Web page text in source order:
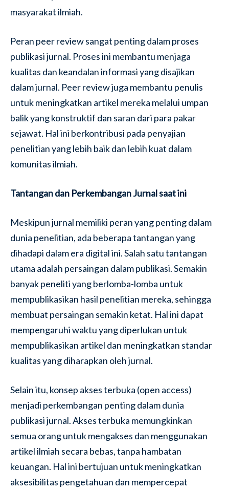
masyarakat ilmiah.
Peran peer review sangat penting dalam proses
publikasi jurnal. Proses ini membantu menjaga
kualitas dan keandalan informasi yang disajikan
dalam jurnal. Peer review juga membantu penulis
untuk meningkatkan artikel mereka melalui umpan
balik yang konstruktif dan saran dari para pakar
sejawat. Hal ini berkontribusi pada penyajian
penelitian yang lebih baik dan lebih kuat dalam
komunitas ilmiah.
Tantangan dan Perkembangan Jurnal saat ini
Meskipun jurnal memiliki peran yang penting dalam
dunia penelitian, ada beberapa tantangan yang
dihadapi dalam era digital ini. Salah satu tantangan
utama adalah persaingan dalam publikasi. Semakin
banyak peneliti yang berlomba-lomba untuk
mempublikasikan hasil penelitian mereka, sehingga
membuat persaingan semakin ketat. Hal ini dapat
mempengaruhi waktu yang diperlukan untuk
mempublikasikan artikel dan meningkatkan standar
kualitas yang diharapkan oleh jurnal.
Selain itu, konsep akses terbuka (open access)
menjadi perkembangan penting dalam dunia
publikasi jurnal. Akses terbuka memungkinkan
semua orang untuk mengakses dan menggunakan
artikel ilmiah secara bebas, tanpa hambatan
keuangan. Hal ini bertujuan untuk meningkatkan
aksesibilitas pengetahuan dan mempercepat